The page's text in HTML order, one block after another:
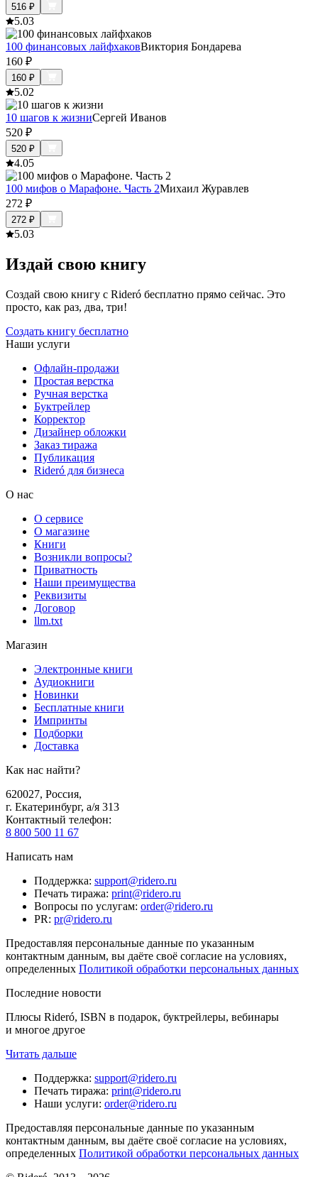
516 ₽
5.03
100 финансовых лайфхаковВиктория Бондарева
160 ₽
160 ₽
5.02
10 шагов к жизниСергей Иванов
520 ₽
520 ₽
4.05
100 мифов о Марафоне. Часть 2Михаил Журавлев
272 ₽
272 ₽
5.03
Издай свою книгу
Создай свою книгу с Rideró бесплатно прямо сейчас. Это
просто, как раз, два, три!
Создать книгу бесплатно
Наши услуги
Офлайн-продажи
Простая верстка
Ручная верстка
Буктрейлер
Корректор
Дизайнер обложки
Заказ тиража
Публикация
Rideró для бизнеса
О нас
О сервисе
О магазине
Книги
Возникли вопросы?
Приватность
Наши преимущества
Реквизиты
Договор
llm.txt
Магазин
Электронные книги
Аудиокниги
Новинки
Бесплатные книги
Импринты
Подборки
Доставка
Как нас найти?
620027, Россия,
г. Екатеринбург, а/я 313
Контактный телефон:
8 800 500 11 67
Написать нам
Поддержка: support@ridero.ru
Печать тиража: print@ridero.ru
Вопросы по услугам: order@ridero.ru
PR: pr@ridero.ru
Предоставляя персональные данные по указанным
контактным данным, вы даёте своё согласие на условиях,
определенных Политикой обработки персональных данных
Последние новости
Плюсы Rideró, ISBN в подарок, буктрейлеры, вебинары
и многое другое
Читать дальше
Поддержка: support@ridero.ru
Печать тиража: print@ridero.ru
Наши услуги: order@ridero.ru
Предоставляя персональные данные по указанным
контактным данным, вы даёте своё согласие на условиях,
определенных Политикой обработки персональных данных